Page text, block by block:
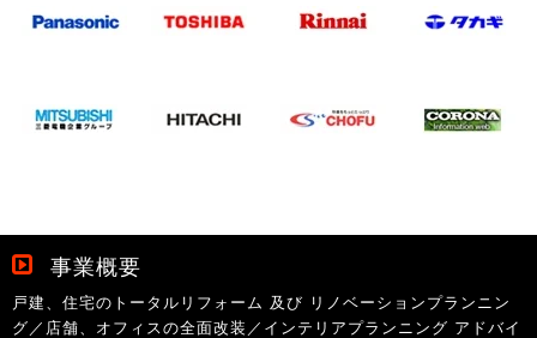
事業概要
戸建、住宅のトータルリフォーム 及び リノベーションプランニン
グ／店舗、オフィスの全面改装／インテリアプランニング アドバイ